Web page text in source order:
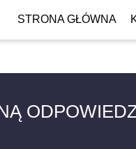
STRONA GŁÓWNA